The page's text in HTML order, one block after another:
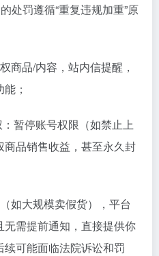
处罚遵循“重复违规加重”原
商品/内容，站内信提醒，
；
暂停账号权限（如禁止上
品销售收益，甚至永久封
如大规模卖假货），平台
需提前通知，直接提供你
可能面临法院诉讼和罚